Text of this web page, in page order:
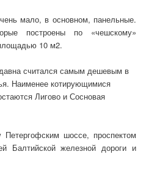
мало, в основном, панельные.
построены по «чешскому»
10 м2.
считался самым дешевым в
Наименее котирующимися
Лигово и Сосновая
шоссе, проспектом
Балтийской железной дороги и